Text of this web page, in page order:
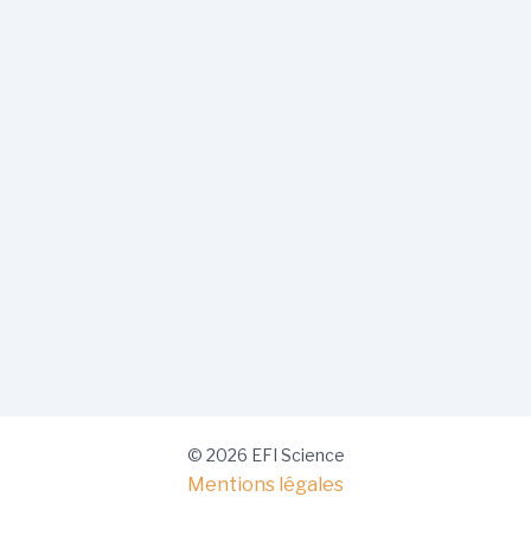
© 2026 EFI Science
Mentions légales